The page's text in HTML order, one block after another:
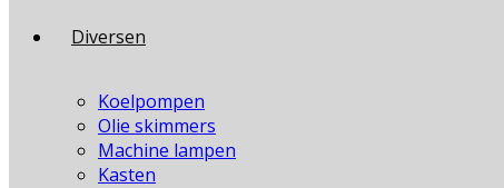
Diversen
Koelpompen
Olie skimmers
Machine lampen
Kasten